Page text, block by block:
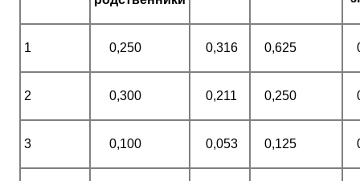
1 0,250 0,316 0,625
2 0,300 0,211 0,250
3 0,100 0,053 0,125